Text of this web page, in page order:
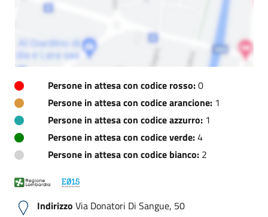
Persone in attesa con codice rosso:0
Persone in attesa con codice arancione: 1
Persone in attesa con codice azzurro: 1
Persone in attesa con codice verde:4
Persone in attesa con codice bianco: 2
Indirizzo Via Donatori Di Sangue, 50